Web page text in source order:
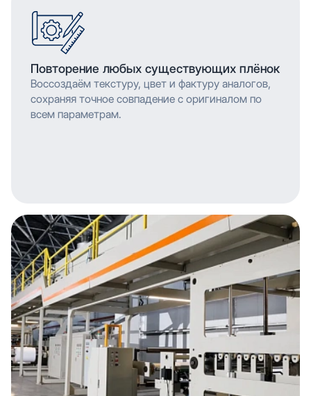
Повторение любых существующих плёнок
Воссоздаём текстуру, цвет и фактуру аналогов,
сохраняя точное совпадение с оригиналом по
всем параметрам.